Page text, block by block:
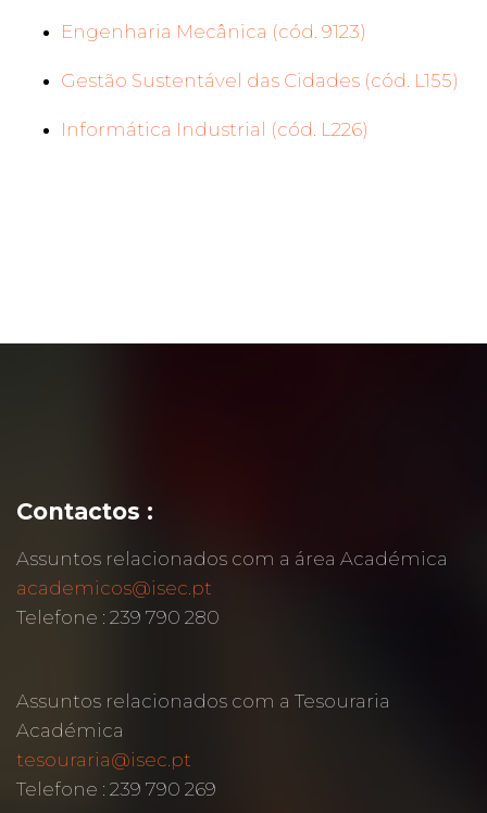
Engenharia Mecânica (cód. 9123)
Gestão Sustentável das Cidades (cód. L155)
Informática Industrial (cód. L226)
Contactos :
Assuntos relacionados com a área Académica
academicos@isec.pt
Telefone : 239 790 280
Assuntos relacionados com a Tesouraria
Académica
tesouraria@isec.pt
Telefone : 239 790 269